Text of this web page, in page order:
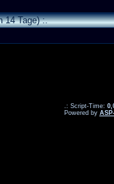
14 Tage) :.
.: Script-Time:
Powered by